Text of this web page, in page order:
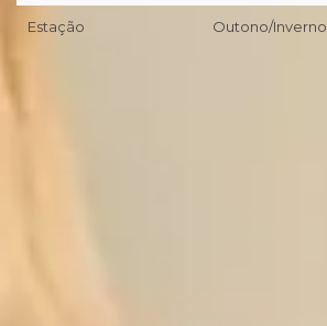
Estação Outono/Inverno